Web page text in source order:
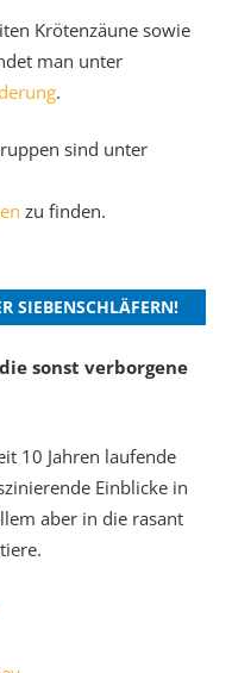
Krötenzäune sowie
man unter
.
sind unter
zu finden.
SIEBENSCHLÄFERN!
sonst verborgene
10 Jahren laufende
Einblicke in
aber in die rasant